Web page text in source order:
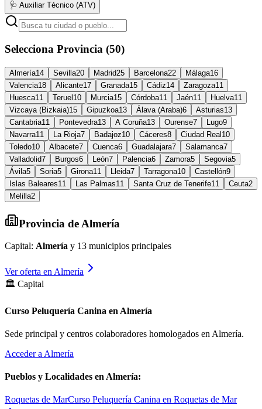
🩺 Auxiliar Técnico (ATV)
Selecciona Provincia (50)
Almería14 Sevilla20 Madrid25 Barcelona22 Málaga16
Valencia18 Alicante17 Granada15 Cádiz14 Zaragoza11
Huesca11 Teruel 10 Murcia15 Córdoba11 Jaén11 Huelva11
Vizcaya (Bizkaia)15 Gipuzkoa13 Álava (Araba)6 Asturias13
Cantabria11 Pontevedra13 A Coruña13 Ourense7 Lugo9
Navarra11 La Rioja7 Badajoz10 Cáceres8 Ciudad Real 10
Toledo10 Albacete7 Cuenca6 Guadalajara7 Salamanca7
Valladolid7 Burgos6 León7 Palencia6 Zamora5 Segovia5
Ávila5 Soria5 Girona11 Lleida7 Tarragona10 Castellón9
Islas Baleares11 Las Palmas11 Santa Cruz de Tenerife11 Ceuta2
Melilla2
Provincia de Almería
Capital: Almería y 13 municipios principales
Ver oferta en Almería
🏛️ Capital
Curso Peluquería Canina en Almería
Sede principal y centros colaboradores homologados en Almería.
Acceder a Almería
Pueblos y Localidades en Almería:
Roquetas de MarCurso Peluquería Canina en Roquetas de Mar